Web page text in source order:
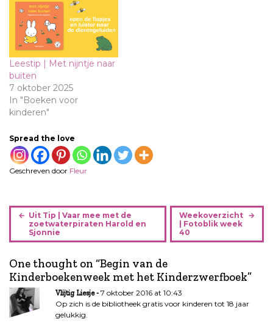
Leestip | Met nijntje naar
buiten
7 oktober 2025
In "Boeken voor
kinderen"
Spread the love
Geschreven door Fleur
B
r
c
h
t
n
a
Uit Tip | Vaar mee met de
zoetwaterpiraten Harold en
Sjonnie
Weekoverzicht
| Fotoblik week
40
One thought on “Begin van de
Kinderboekenweek met het Kinderzwerfboek”
Vlijtig Liesje
7 oktober 2016 at 10:43
Op zich is de bibliotheek gratis voor kinderen tot 18 jaar
gelukkig.